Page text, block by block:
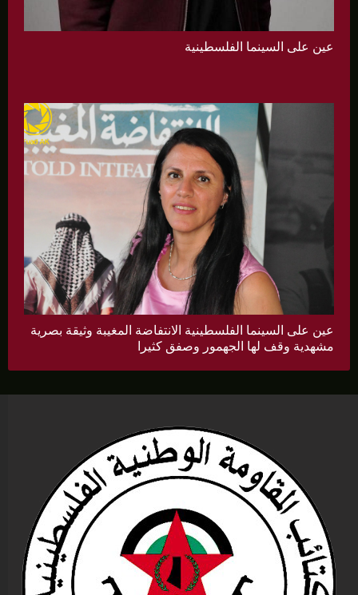
عين على السينما الفلسطينية
عين على السينما الفلسطينية الانتفاضة المغيبة وثيقة بصرية
مشهدية وقف لها الجهمور وصفق كثيرا